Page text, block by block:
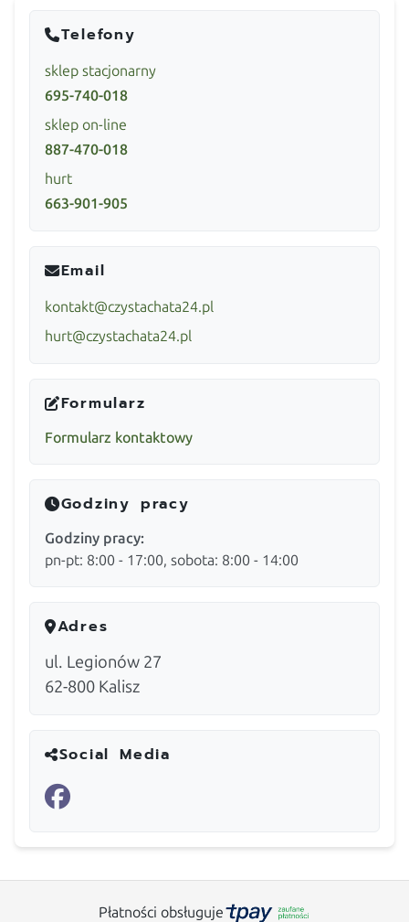
Telefony
sklep stacjonarny
695-740-018
sklep on-line
887-470-018
hurt
663-901-905
Email
kontakt@czystachata24.pl
hurt@czystachata24.pl
Formularz
Formularz kontaktowy
Godziny pracy
Godziny pracy:
pn-pt: 8:00 - 17:00, sobota: 8:00 - 14:00
Adres
ul. Legionów 27
62-800 Kalisz
Social Media
Płatności obsługuje